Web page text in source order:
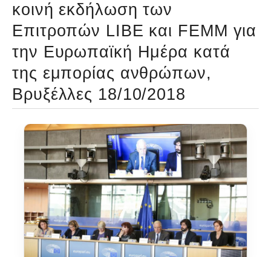
κοινή εκδήλωση των
Επιτροπών LIBE και FEMM για
την Ευρωπαϊκή Ημέρα κατά
της εμπορίας ανθρώπων,
Βρυξέλλες 18/10/2018